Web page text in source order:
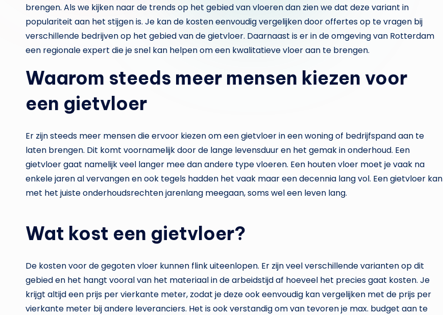
brengen. Als we kijken naar de trends op het gebied van vloeren dan zien we dat deze variant in
populariteit aan het stijgen is. Je kan de kosten eenvoudig vergelijken door offertes op te vragen bij
verschillende bedrijven op het gebied van de gietvloer. Daarnaast is er in de omgeving van Rotterdam
een regionale expert die je snel kan helpen om een kwalitatieve vloer aan te brengen.
Waarom steeds meer mensen kiezen voor
een gietvloer
Er zijn steeds meer mensen die ervoor kiezen om een gietvloer in een woning of bedrijfspand aan te
laten brengen. Dit komt voornamelijk door de lange levensduur en het gemak in onderhoud. Een
gietvloer gaat namelijk veel langer mee dan andere type vloeren. Een houten vloer moet je vaak na
enkele jaren al vervangen en ook tegels hadden het vaak maar een decennia lang vol. Een gietvloer kan
met het juiste onderhoudsrechten jarenlang meegaan, soms wel een leven lang.
Wat kost een gietvloer?
De kosten voor de gegoten vloer kunnen flink uiteenlopen. Er zijn veel verschillende varianten op dit
gebied en het hangt vooral van het materiaal in de arbeidstijd af hoeveel het precies gaat kosten. Je
krijgt altijd een prijs per vierkante meter, zodat je deze ook eenvoudig kan vergelijken met de prijs per
vierkante meter bij andere leveranciers. Het is ook verstandig om van tevoren je max. budget aan te